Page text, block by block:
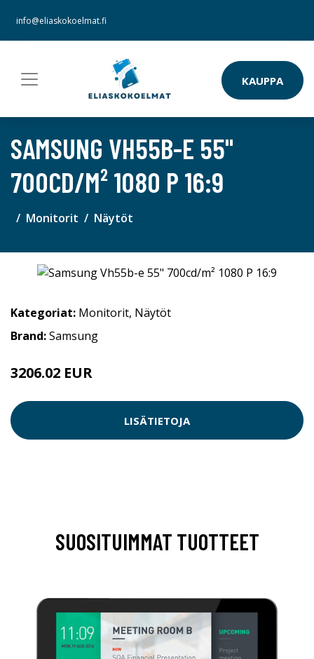
info@eliaskokoelmat.fi
KAUPPA
SAMSUNG VH55B-E 55"
700CD/M² 1080 P 16:9
Monitorit Näytöt
Kategoriat: Monitorit, Näytöt
Brand:Samsung
3206.02 EUR
LISÄTIETOJA
SUOSITUIMMAT TUOTTEET